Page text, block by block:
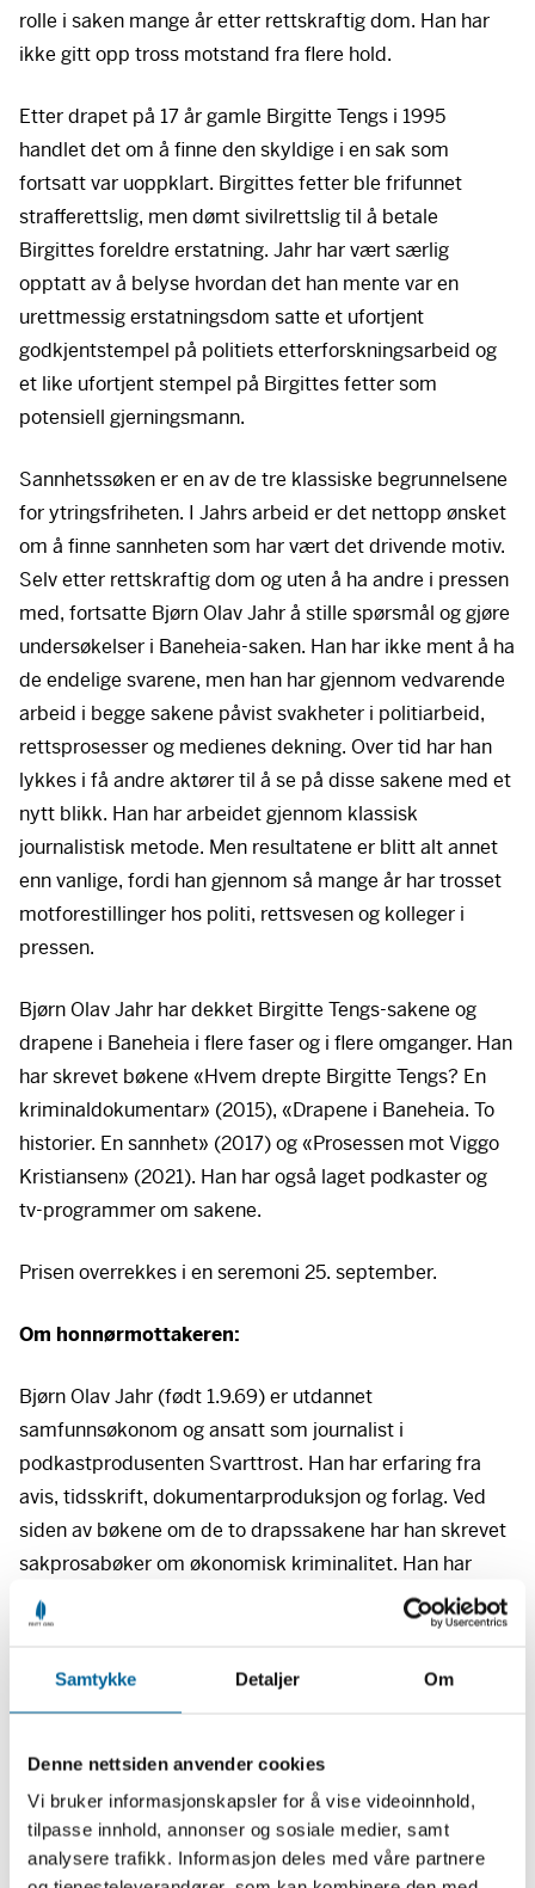
Samtykke Detaljer Om
Denne nettsiden anvender cookies
Vi bruker informasjonskapsler for å vise videoinnhold,
tilpasse innhold, annonser og sosiale medier, samt
analysere trafikk. Informasjon deles med våre partnere
rolle i saken mange år etter rettskraftig dom. Han har
ikke gitt opp tross motstand fra flere hold.
Etter drapet på 17 år gamle Birgitte Tengs i 1995
handlet det om å finne den skyldige i en sak som
fortsatt var uoppklart. Birgittes fetter ble frifunnet
strafferettslig, men dømt sivilrettslig til å betale
Birgittes foreldre erstatning. Jahr har vært særlig
opptatt av å belyse hvordan det han mente var en
urettmessig erstatningsdom satte et ufortjent
godkjentstempel på politiets etterforskningsarbeid og
et like ufortjent stempel på Birgittes fetter som
potensiell gjerningsmann.
Sannhetssøken er en av de tre klassiske begrunnelsene
for ytringsfriheten. I Jahrs arbeid er det nettopp ønsket
om å finne sannheten som har vært det drivende motiv.
Selv etter rettskraftig dom og uten å ha andre i pressen
med, fortsatte Bjørn Olav Jahr å stille spørsmål og gjøre
undersøkelser i Baneheia-saken. Han har ikke ment å ha
de endelige svarene, men han har gjennom vedvarende
arbeid i begge sakene påvist svakheter i politiarbeid,
rettsprosesser og medienes dekning. Over tid har han
lykkes i få andre aktører til å se på disse sakene med et
nytt blikk. Han har arbeidet gjennom klassisk
journalistisk metode. Men resultatene er blitt alt annet
enn vanlige, fordi han gjennom så mange år har trosset
motforestillinger hos politi, rettsvesen og kolleger i
pressen.
Bjørn Olav Jahr har dekket Birgitte Tengs-sakene og
drapene i Baneheia i flere faser og i flere omganger. Han
har skrevet bøkene «Hvem drepte Birgitte Tengs? En
kriminaldokumentar» (2015), «Drapene i Baneheia. To
historier. En sannhet» (2017) og «Prosessen mot Viggo
Kristiansen» (2021). Han har også laget podkaster og
tv-programmer om sakene.
Prisen overrekkes i en seremoni 25. september.
Om honnørmottakeren:
Bjørn Olav Jahr (født 1.9.69) er utdannet
samfunnsøkonom og ansatt som journalist i
podkastprodusenten Svarttrost. Han har erfaring fra
avis, tidsskrift, dokumentarproduksjon og forlag. Ved
siden av bøkene om de to drapssakene har han skrevet
sakprosabøker om økonomisk kriminalitet. Han har
mottatt flere mediepriser, blant annet Den store
journalistprisen i 2023. Jahr har mottatt støtte fra Fritt
deg på vårt gratis nyhetsbrev her.
Abonner på Fritt Ords nyhetsbrev